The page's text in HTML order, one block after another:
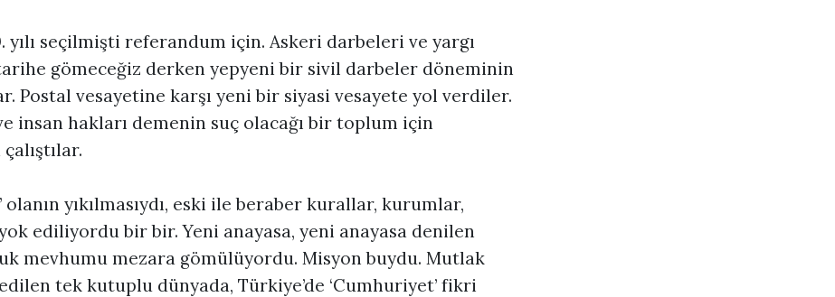
yılı seçilmişti referandum için. Askeri darbeleri ve yargı
gömeceğiz derken yepyeni bir sivil darbeler döneminin
Postal vesayetine karşı yeni bir siyasi vesayete yol verdiler.
insan hakları demenin suç olacağı bir toplum için
olanın yıkılmasıydı, eski ile beraber kurallar, kurumlar,
ediliyordu bir bir. Yeni anayasa, yeni anayasa denilen
mevhumu mezara gömülüyordu. Misyon buydu. Mutlak
tek kutuplu dünyada, Türkiye’de ‘Cumhuriyet’ fikri